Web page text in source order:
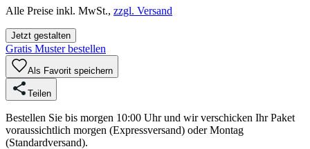
Alle Preise inkl. MwSt., zzgl. Versand
Jetzt gestalten
Gratis Muster bestellen
Als Favorit speichern
Teilen
Bestellen Sie bis morgen 10:00 Uhr und wir verschicken Ihr Paket
voraussichtlich morgen (Expressversand) oder Montag
(Standardversand).